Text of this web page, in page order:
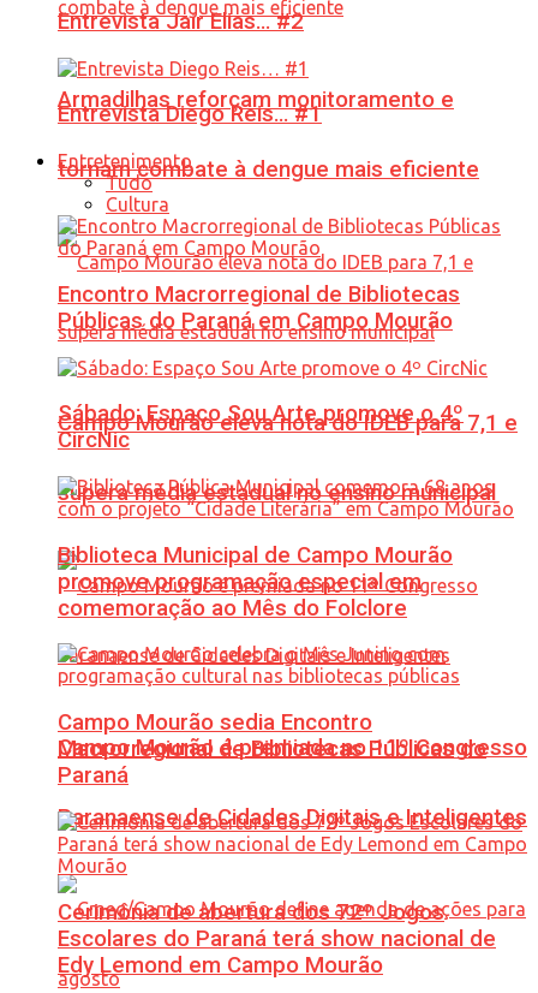
Armadilhas reforçam monitoramento e
tornam combate à dengue mais eficiente
Campo Mourão eleva nota do IDEB para 7,1 e
supera média estadual no ensino municipal
Campo Mourão é premiada no 11º Congresso
Paranaense de Cidades Digitais e Inteligentes
Entrevista Jair Elias… #2
Entrevista Diego Reis… #1
Entretenimento
Tudo
Cultura
Encontro Macrorregional de Bibliotecas
Públicas do Paraná em Campo Mourão
Sábado: Espaço Sou Arte promove o 4º
CircNic
Biblioteca Municipal de Campo Mourão
promove programação especial em
comemoração ao Mês do Folclore
Campo Mourão sedia Encontro
Macrorregional de Bibliotecas Públicas do
Paraná
Cerimônia de abertura dos 72º Jogos
Escolares do Paraná terá show nacional de
Edy Lemond em Campo Mourão